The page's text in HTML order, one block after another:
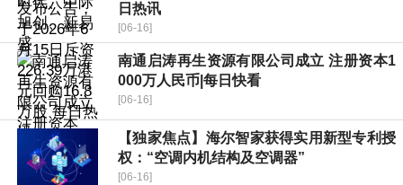
日热讯
[06-16]
南通启涛再生资源有限公司成立 注册资本1
000万人民币|每日快看
[06-16]
【独家焦点】海尔智家获得实用新型专利授
权：“空调内机结构及空调器”
[06-16]